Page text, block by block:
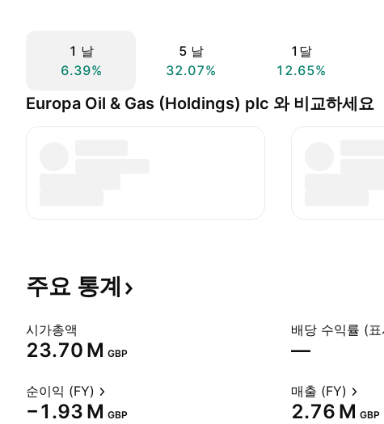
1 날
6.39%
5 날
32.07%
1달
12.65%
Europa Oil & Gas (Holdings) plc 와 비교하세요
주요 통계
시가총액
‪23.70 M‬ GBP
배당 수익률 (표
—
순이익 (FY)
‪−1.93 M‬ GBP
매출 (FY)
‪2.76 M‬ GBP